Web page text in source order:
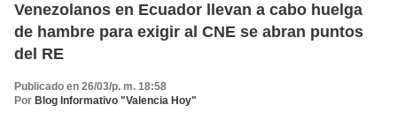
Venezolanos en Ecuador llevan a cabo huelga
de hambre para exigir al CNE se abran puntos
del RE
Publicado en 26/03/p. m. 18:58
Por Blog Informativo "Valencia Hoy"